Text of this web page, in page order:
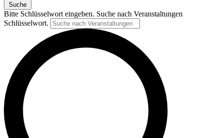
Suche
Bitte Schlüsselwort eingeben. Suche nach Veranstaltungen
Schlüsselwort.